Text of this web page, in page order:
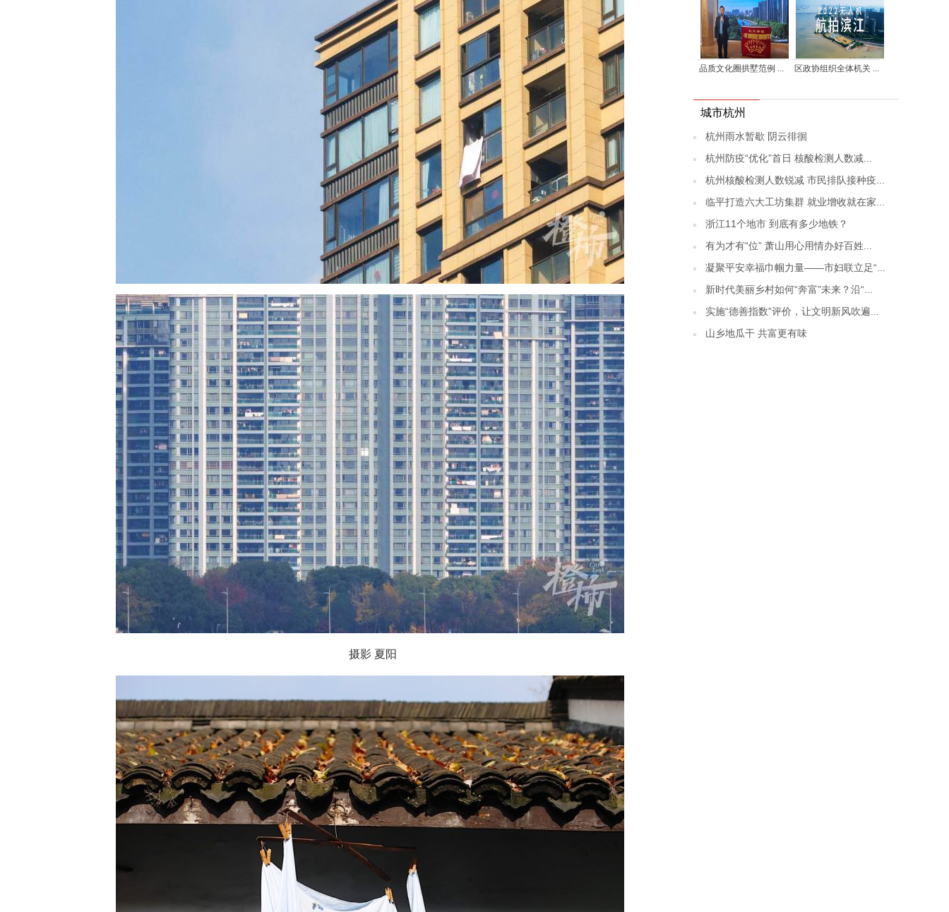
摄影 夏阳
品质文化圈拱墅范例 ... 区政协组织全体机关 ...
城市杭州
杭州雨水暂歇 阴云徘徊
杭州防疫“优化”首日 核酸检测人数减...
杭州核酸检测人数锐减 市民排队接种疫...
临平打造六大工坊集群 就业增收就在家...
浙江11个地市 到底有多少地铁？
有为才有“位” 萧山用心用情办好百姓...
凝聚平安幸福巾帼力量——市妇联立足“...
新时代美丽乡村如何“奔富”未来？沿“...
实施“德善指数”评价，让文明新风吹遍...
山乡地瓜干 共富更有味